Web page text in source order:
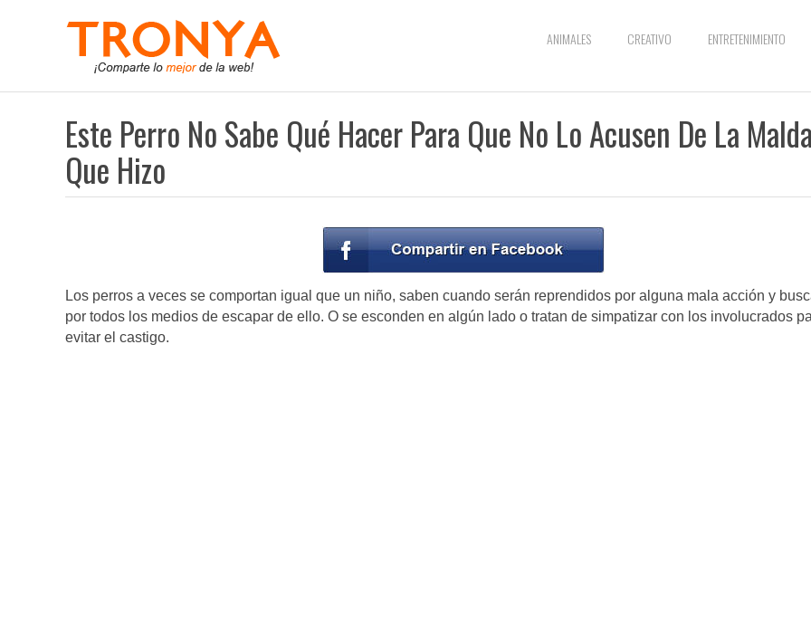
ANIMALES CREATIVO ENTRETENIMIENTO
Este Perro No Sabe Qué Hacer Para Que No Lo Acusen De La
Que Hizo
Los perros a veces se comportan igual que un niño, saben cuando serán reprendidos por alguna mala acción y
por todos los medios de escapar de ello. O se esconden en algún lado o tratan de simpatizar con los involucrados
evitar el castigo.